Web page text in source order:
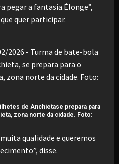
pegar a fantasia.Élonge”,
quer participar.
de Anchietase prepara para
zona norte da cidade. Foto:
qualidade e queremos
disse.